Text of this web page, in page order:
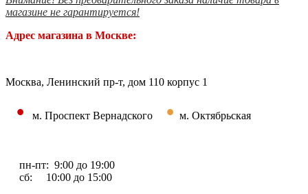
магазине не гарантируется!
Адрес магазина в Москве:
Москва, Ленинский пр-т, дом 110 корпус 1
• м. Проспект Вернадского • м. Октябрьская
пн-пт: 9:00 до 19:00
сб: 10:00 до 15:00